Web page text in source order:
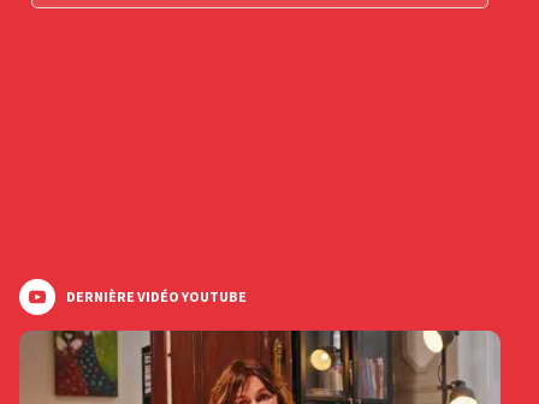
DERNIÈRE VIDÉO YOUTUBE